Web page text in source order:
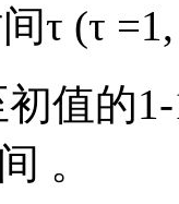
τ (τ
值的
。